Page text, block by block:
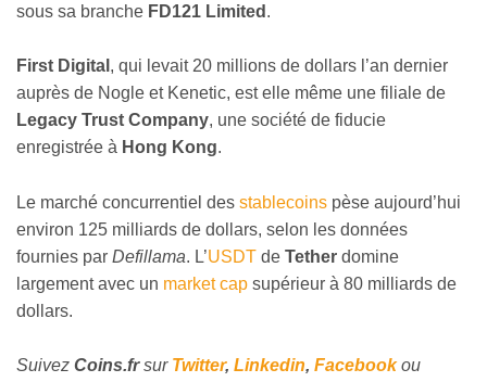
sous sa branche FD121 Limited .
First Digital , qui levait 20 millions de dollars l’an dernier
auprès de Nogle et Kenetic, est elle même une filiale de
Legacy Trust Company, une société de fiducie
enregistrée à Hong Kong.
Le marché concurrentiel des stablecoins pèse aujourd’hui
environ 125 milliards de dollars, selon les données
fournies par Defillama. L’USDT de Tether domine
largement avec un market cap supérieur à 80 milliards de
dollars.
Suivez Coins.frsur Twitter, Linkedin, Facebookou